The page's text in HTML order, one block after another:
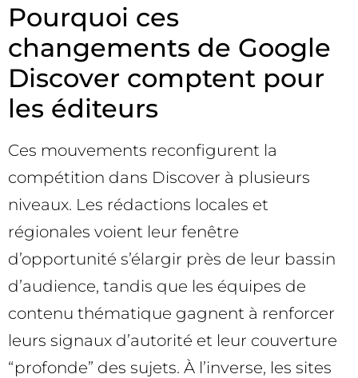
Pourquoi ces
changements de Google
Discover comptent pour
les éditeurs
Ces mouvements reconfigurent la
compétition dans Discover à plusieurs
niveaux. Les rédactions locales et
régionales voient leur fenêtre
d’opportunité s’élargir près de leur bassin
d’audience, tandis que les équipes de
contenu thématique gagnent à renforcer
leurs signaux d’autorité et leur couverture
“profonde” des sujets. À l’inverse, les sites